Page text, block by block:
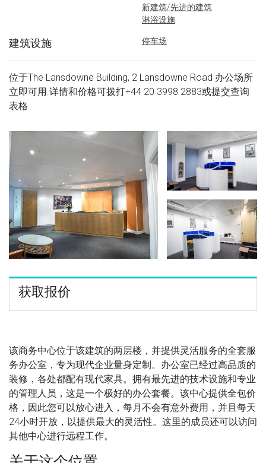
新建筑/先进的建筑
淋浴设施
建筑设施 停车场
位于The Lansdowne Building, 2 Lansdowne Road 办公场所
立即可用.详情和价格可拨打+44 20 3998 2883或提交查询
表格.
获取报价
该商务中心位于该建筑的两层楼，并提供灵活服务的全套服
务办公室，专为现代企业量身定制。办公室已经过高品质的
装修，各处都配有现代家具。拥有最先进的技术设施和专业
的管理人员，这是一个极好的办公套餐。该中心提供全包价
格，因此您可以放心进入，每月不会有意外费用，并且每天
24小时开放，以提供最大的灵活性。这里的成员还可以访问
其他中心进行远程工作。